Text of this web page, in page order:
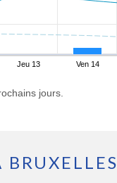
Jeu 13 Ven 14
jours.